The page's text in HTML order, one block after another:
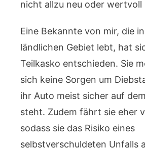
nicht allzu neu oder wertvoll
Eine Bekannte von mir, die
ländlichen Gebiet lebt, hat
Teilkasko entschieden. Sie
sich keine Sorgen um
ihr Auto meist sicher auf
steht. Zudem fährt sie eher
sodass sie das Risiko eines
selbstverschuldeten Unfalls